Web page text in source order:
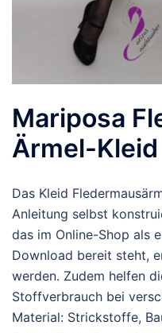
Mariposa
Ärmel-Kleid
Das Kleid
Anleitung selbst
das im Online-Shop als
Download bereit steht,
werden. Zudem helfen
Stoffverbrauch bei
Material: Strickstoffe,